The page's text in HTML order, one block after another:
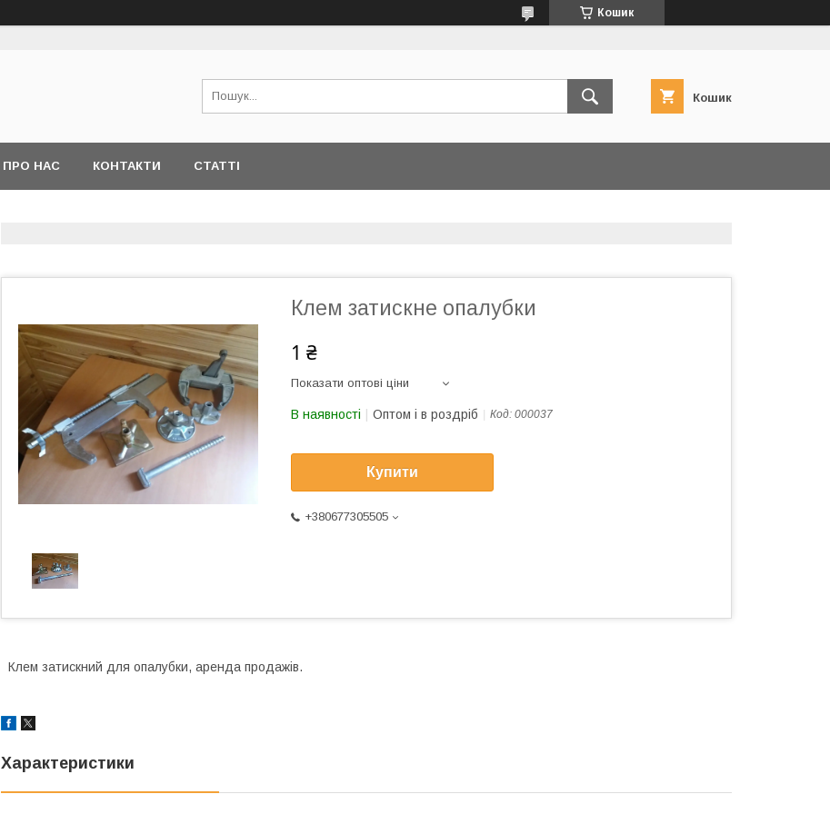
Кошик
Кошик
ПРО НАС КОНТАКТИ СТАТТІ
Клем затискне опалубки
1 ₴
Показати оптові ціни
В наявності Оптом і в роздріб Код: 000037
Купити
+380677305505
Клем затискний для опалубки, аренда продажів.
Характеристики